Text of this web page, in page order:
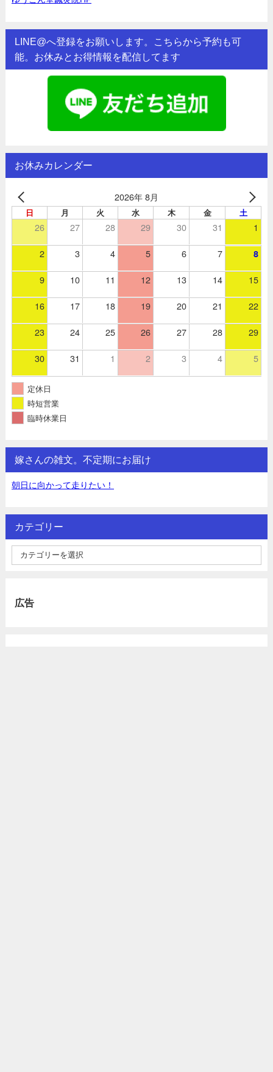
LINE@へ登録をお願いします。こちらから予約も可
能。お休みとお得情報を配信してます
お休みカレンダー
2026年 8月
日 月 火 水 木 金 土
26 27 28 29 30 31 1
2 3 4 5 6 7 8
9 10 11 12 13 14 15
16 17 18 19 20 21 22
23 24 25 26 27 28 29
30 31 1 2 3 4 5
定休日
時短営業
臨時休業日
嫁さんの雑文。不定期にお届け
朝日に向かって走りたい！
カテゴリー
広告